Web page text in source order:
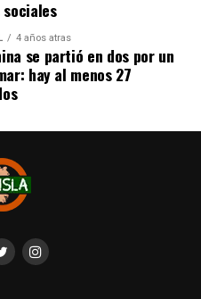
4 años atras
se partió en dos por un
hay al menos 27